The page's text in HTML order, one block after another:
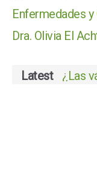
Enfermedades
Dra. Olivia El
Latest ¿Las